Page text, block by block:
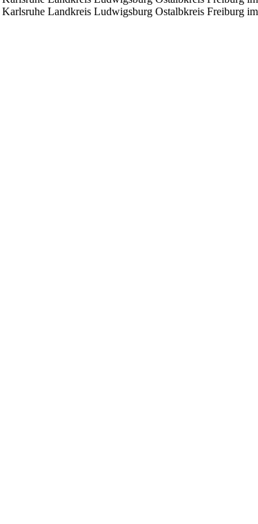
Karlsruhe Landkreis Ludwigsburg Ostalbkreis Freiburg